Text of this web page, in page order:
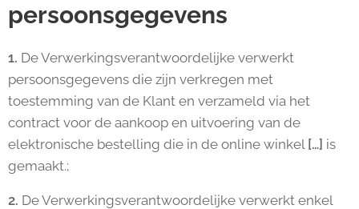
persoonsgegevens
1. De Verwerkingsverantwoordelijke verwerkt
persoonsgegevens die zijn verkregen met
toestemming van de Klant en verzameld via het
contract voor de aankoop en uitvoering van de
elektronische bestelling die in de online winkel […] is
gemaakt.;
2. De Verwerkingsverantwoordelijke verwerkt enkel